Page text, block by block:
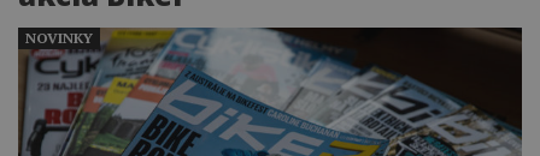
NOVINKY